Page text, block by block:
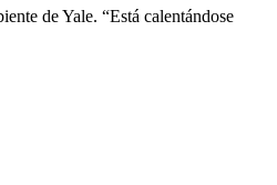
de Yale. “Está calentándose